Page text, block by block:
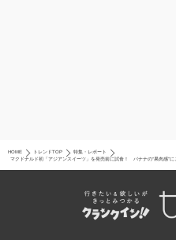
HOME トレンドTOP
特集・レポート
マクドナルド初「アジアンスイーツ」を発売前に試食！ バナナの“果肉感”に